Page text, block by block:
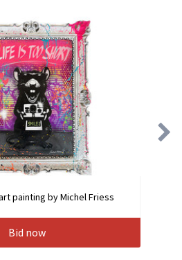
painting by Michel Friess
Bid now